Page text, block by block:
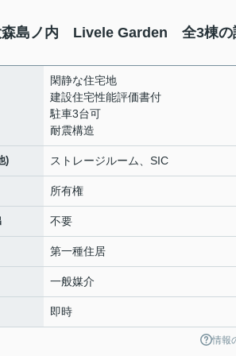
森島ノ内 Livele Garden 全3棟の
閑静な住宅地
建設住宅性能評価書付
駐車3台可
耐震構造
) ストレージルーム、SIC
所有権
不要
第一種住居
一般媒介
即時
情報